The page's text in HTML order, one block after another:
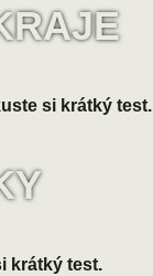
si krátký test.
krátký test.